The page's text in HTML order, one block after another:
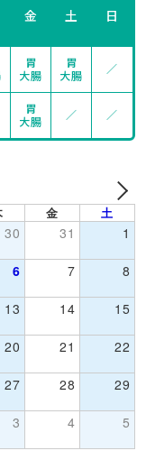
金 土 日
胃
大腸
胃
大腸
／
胃
大腸
／ ／
金 土
30 31 1
6 7 8
13 14 15
20 21 22
27 28 29
3 4 5